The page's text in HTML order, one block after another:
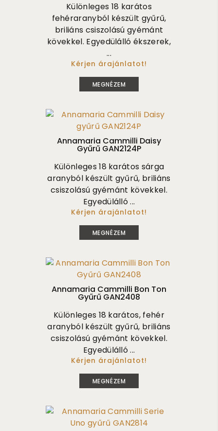
Különleges 18 karátos
fehéraranyból készült gyűrű,
briliáns csiszolású gyémánt
kövekkel. Egyedülálló ékszerek,
...
Kérjen árajánlatot!
MEGNÉZEM
Annamaria Cammilli Daisy
Gyűrű GAN2124P
Különleges 18 karátos sárga
aranyból készült gyűrű, briliáns
csiszolású gyémánt kövekkel.
Egyedülálló ...
Kérjen árajánlatot!
MEGNÉZEM
Annamaria Cammilli Bon Ton
Gyűrű GAN2408
Különleges 18 karátos, fehér
aranyból készült gyűrű, briliáns
csiszolású gyémánt kövekkel.
Egyedülálló ...
Kérjen árajánlatot!
MEGNÉZEM